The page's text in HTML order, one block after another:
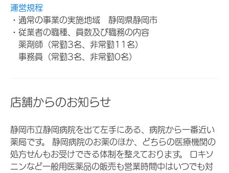
運営規程
・通常の事業の実施地域 静岡県静岡市
・従業者の職種、員数及び職務の内容
薬剤師（常勤3名、非常勤11名）
事務員（常勤3名、非常勤0名）
店舗からのお知らせ
静岡市立静岡病院を出て左手にある、病院から一番近い
薬局です。 静岡病院のお薬のほか、どちらの医療機関の
処方せんもお受けできる体制を整えております。 ロキソ
ニンなど一般用医薬品の販売も営業時間中はいつでも対